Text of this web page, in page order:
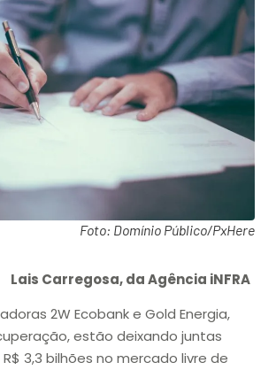
Foto: Domínio Público/PxHere
Lais Carregosa, da Agência iNFRA
2W Ecobank e Gold Energia,
estão deixando juntas
3,3 bilhões no mercado livre de